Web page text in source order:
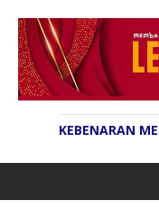
KEBENARAN